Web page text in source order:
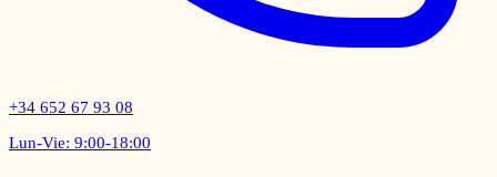
+34 652 67 93 08
Lun-Vie: 9:00-18:00